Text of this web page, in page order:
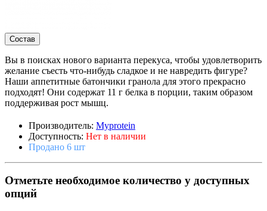
Состав
Вы в поисках нового варианта перекуса, чтобы удовлетворить
желание съесть что-нибудь сладкое и не навредить фигуре?
Наши аппетитные батончики гранола для этого прекрасно
подходят! Они содержат 11 г белка в порции, таким образом
поддерживая рост мышц.
Производитель: Myprotein
Доступность: Нет в наличии
Продано 6 шт
Отметьте необходимое количество у доступных
опций